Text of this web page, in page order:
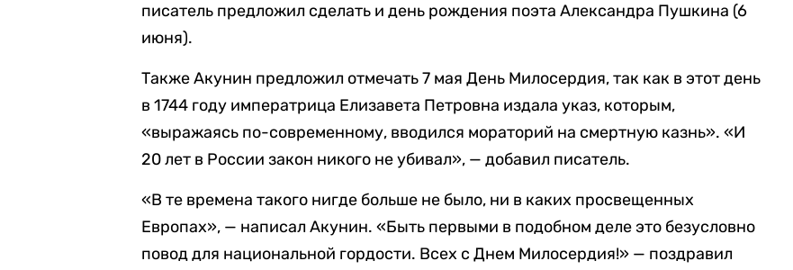
писатель предложил сделать и день рождения поэта Александра Пушкина (6
июня).
Также Акунин предложил отмечать 7 мая День Милосердия, так как в этот день
в 1744 году императрица Елизавета Петровна издала указ, которым,
«выражаясь по-современному, вводился мораторий на смертную казнь». «И
20 лет в России закон никого не убивал», — добавил писатель.
«В те времена такого нигде больше не было, ни в каких просвещенных
Европах», — написал Акунин. «Быть первыми в подобном деле это безусловно
повод для национальной гордости. Всех с Днем Милосердия!» — поздравил